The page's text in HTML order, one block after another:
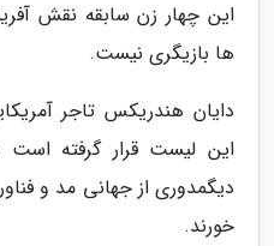
این چهار زن سابقه نقش
ها بازیگری نیست.
این لیست قرار گرفته
دیگمدوری از جهانی مد و
خورند.